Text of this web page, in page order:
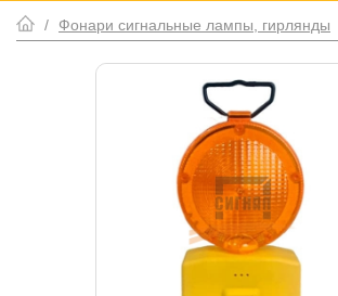
/ Фонари сигнальные лампы, гирлянды